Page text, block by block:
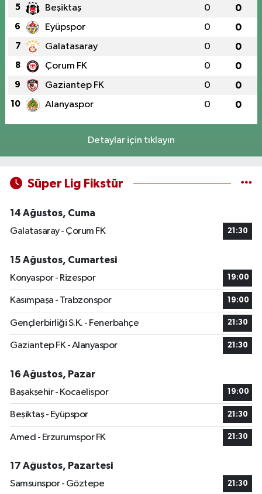
5 Beşiktaş 0 0
6 Eyüpspor 0 0
7 Galatasaray 0 0
8 Çorum FK 0 0
9 Gaziantep FK 0 0
10 Alanyaspor 0 0
Detaylar için tıklayın
Süper Lig Fikstür
14 Ağustos, Cuma
Galatasaray - Çorum FK
21:30
15 Ağustos, Cumartesi
Konyaspor - Rizespor
19:00
Kasımpaşa - Trabzonspor 19:00
Gençlerbirliği S.K. - Fenerbahçe 21:30
Gaziantep FK - Alanyaspor 21:30
16 Ağustos, Pazar
Başakşehir - Kocaelispor
19:00
Beşiktaş - Eyüpspor 21:30
Amed - Erzurumspor FK 21:30
17 Ağustos, Pazartesi
Samsunspor - Göztepe
21:30